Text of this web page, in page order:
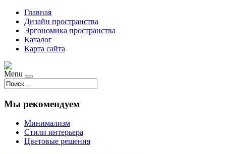
Главная
Дизайн пространства
Эргономика пространства
Каталог
Карта сайта
Menu
Мы рекомендуем
Минимализм
Стили интерьера
Цветовые решения